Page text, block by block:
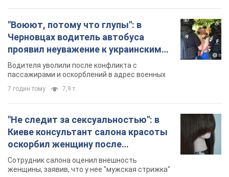
"Воюют, потому что глупы": в
Черновцах водитель автобуса
проявил неуважение к украинским
военным и поплатился за это.
Видео
Водителя уволили после конфликта с
пассажирами и оскорблений в адрес военных
7 годин тому 7,9 т.
"Не следит за сексуальностью": в
Киеве консультант салона красоты
оскорбил женщину после
химиотерапии, разгорелся скандал.
Фото
Сотрудник салона оценил внешность
женщины, заявив, что у нее "мужская стрижка"